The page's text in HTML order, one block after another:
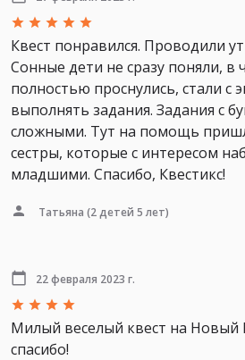
Квест понравился. Проводили
Сонные дети не сразу поняли, в
полностью проснулись, стали с
выполнять задания. Задания с
сложными. Тут на помощь
сестры, которые с интересом
младшими. Спасибо, Квестикс!
Татьяна (2 детей 5 лет)
22 февраля 2023 г.
Милый веселый квест на Новый
спасибо!